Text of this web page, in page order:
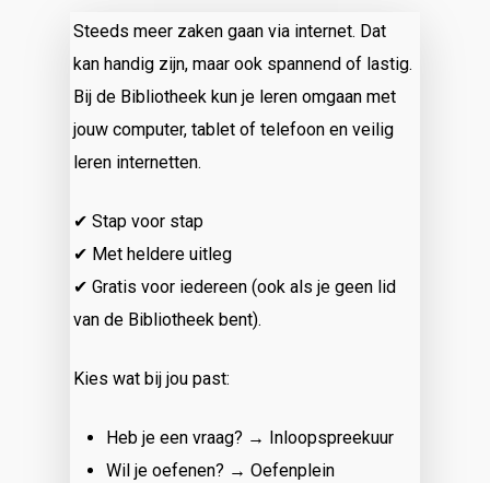
Steeds meer zaken gaan via internet. Dat
kan handig zijn, maar ook spannend of lastig.
Bij de Bibliotheek kun je leren omgaan met
jouw computer, tablet of telefoon en veilig
leren internetten.
✔ Stap voor stap
✔ Met heldere uitleg
✔ Gratis voor iedereen (ook als je geen lid
van de Bibliotheek bent).
Kies wat bij jou past:
Heb je een vraag? → Inloopspreekuur
Wil je oefenen? → Oefenplein